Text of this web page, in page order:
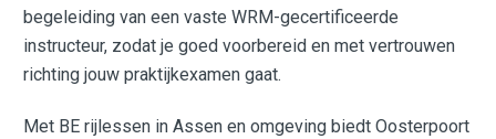
begeleiding van een vaste WRM-gecertificeerde
instructeur, zodat je goed voorbereid en met vertrouwen
richting jouw praktijkexamen gaat.
Met BE rijlessen in Assen en omgeving biedt Oosterpoort